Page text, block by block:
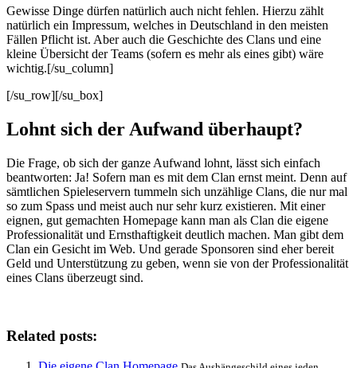
Gewisse Dinge dürfen natürlich auch nicht fehlen. Hierzu zählt
natürlich ein Impressum, welches in Deutschland in den meisten
Fällen Pflicht ist. Aber auch die Geschichte des Clans und eine
kleine Übersicht der Teams (sofern es mehr als eines gibt) wäre
wichtig.[/su_column]
[/su_row][/su_box]
Lohnt sich der Aufwand überhaupt?
Die Frage, ob sich der ganze Aufwand lohnt, lässt sich einfach
beantworten: Ja! Sofern man es mit dem Clan ernst meint. Denn auf
sämtlichen Spieleservern tummeln sich unzählige Clans, die nur mal
so zum Spass und meist auch nur sehr kurz existieren. Mit einer
eignen, gut gemachten Homepage kann man als Clan die eigene
Professionalität und Ernsthaftigkeit deutlich machen. Man gibt dem
Clan ein Gesicht im Web. Und gerade Sponsoren sind eher bereit
Geld und Unterstützung zu geben, wenn sie von der Professionalität
eines Clans überzeugt sind.
Related posts: